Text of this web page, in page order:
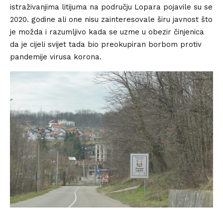
istraživanjima litijuma na području Lopara pojavile su se
2020. godine ali one nisu zainteresovale širu javnost što
je možda i razumljivo kada se uzme u obezir činjenica
da je cijeli svijet tada bio preokupiran borbom protiv
pandemije virusa korona.